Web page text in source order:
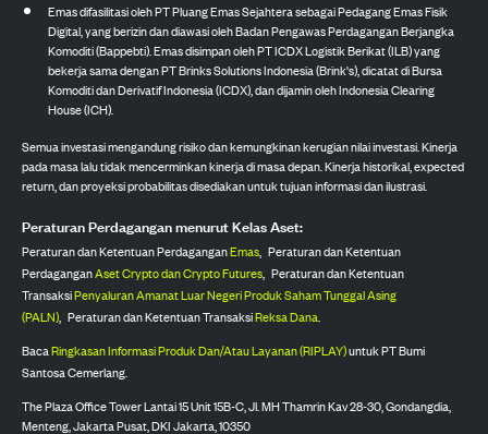
Emas difasilitasi oleh PT Pluang Emas Sejahtera sebagai Pedagang Emas Fisik
Digital, yang berizin dan diawasi oleh Badan Pengawas Perdagangan Berjangka
Komoditi (Bappebti). Emas disimpan oleh PT ICDX Logistik Berikat (ILB) yang
bekerja sama dengan PT Brinks Solutions Indonesia (Brink's), dicatat di Bursa
Komoditi dan Derivatif Indonesia (ICDX), dan dijamin oleh Indonesia Clearing
House (ICH).
Semua investasi mengandung risiko dan kemungkinan kerugian nilai investasi. Kinerja
pada masa lalu tidak mencerminkan kinerja di masa depan. Kinerja historikal, expected
return, dan proyeksi probabilitas disediakan untuk tujuan informasi dan ilustrasi.
Peraturan Perdagangan menurut Kelas Aset:
Peraturan dan Ketentuan PerdaganganEmas, Peraturan dan Ketentuan
PerdaganganAset Crypto dan Crypto Futures, Peraturan dan Ketentuan
TransaksiPenyaluran Amanat Luar Negeri Produk Saham Tunggal Asing
(PALN), Peraturan dan Ketentuan TransaksiReksa Dana.
BacaRingkasan Informasi Produk Dan/Atau Layanan (RIPLAY)untuk PT Bumi
Santosa Cemerlang.
The Plaza Office Tower Lantai 15 Unit 15B-C, Jl. MH Thamrin Kav 28-30, Gondangdia,
Menteng, Jakarta Pusat, DKI Jakarta, 10350